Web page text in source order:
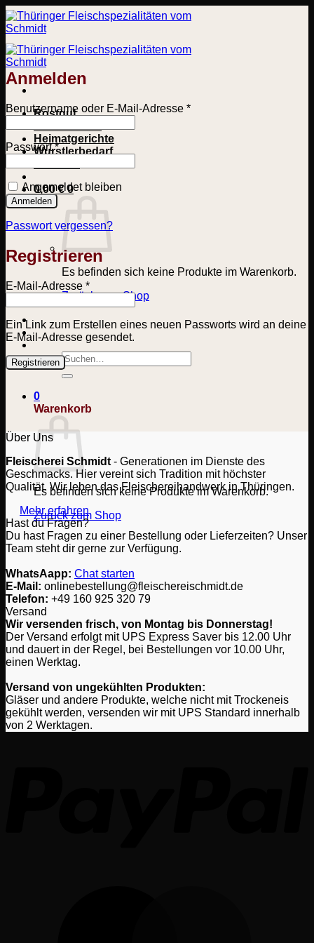
Zum
Inhalt
springen
Rostgut
Heimatgerichte
Wurstlerbedarf
0,00€ 0
Es befinden sich keine Produkte im Warenkorb.
Zurück zum Shop
Suchen
nach:
0
Warenkorb
Es befinden sich keine Produkte im Warenkorb.
Zurück zum Shop
Anmelden
Benutzername oder E-Mail-Adresse *Erforderlich
Passwort*Erforderlich
Angemeldet bleiben
Anmelden
Passwort vergessen?
Registrieren
E-Mail-Adresse *Erforderlich
Ein Link zum Erstellen eines neuen Passworts wird an deine
E-Mail-Adresse gesendet.
Registrieren
Über Uns
Fleischerei Schmidt - Generationen im Dienste des
Geschmacks. Hier vereint sich Tradition mit höchster
Qualität. Wir leben das Fleischereihandwerk in Thüringen.
Mehr erfahren
Hast du Fragen?
Du hast Fragen zu einer Bestellung oder Lieferzeiten? Unser
Team steht dir gerne zur Verfügung.
WhatsAapp: Chat starten
E-Mail: onlinebestellung@fleischereischmidt.de
Telefon: ‎+49 160 925 320 79
Versand
Wir versenden frisch, von Montag bis Donnerstag!
Der Versand erfolgt mit UPS Express Saver bis 12.00 Uhr
und dauert in der Regel, bei Bestellungen vor 10.00 Uhr,
einen Werktag.
Versand von ungekühlten Produkten:
Gläser und andere Produkte, welche nicht mit Trockeneis
gekühlt werden, versenden wir mit UPS Standard innerhalb
von 2 Werktagen.